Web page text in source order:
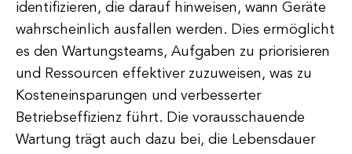
identifizieren, die darauf hinweisen, wann Geräte
wahrscheinlich ausfallen werden. Dies ermöglicht
es den Wartungsteams, Aufgaben zu priorisieren
und Ressourcen effektiver zuzuweisen, was zu
Kosteneinsparungen und verbesserter
Betriebseffizienz führt. Die vorausschauende
Wartung trägt auch dazu bei, die Lebensdauer